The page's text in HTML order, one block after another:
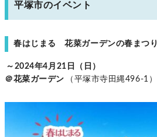
平塚市のイベント
春はじまる 花菜ガーデンの春まつり
～2024年4月21日（日）
＠花菜ガーデン
（平塚市寺田縄496-1）